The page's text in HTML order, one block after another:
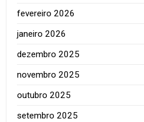
fevereiro 2026
janeiro 2026
dezembro 2025
novembro 2025
outubro 2025
setembro 2025